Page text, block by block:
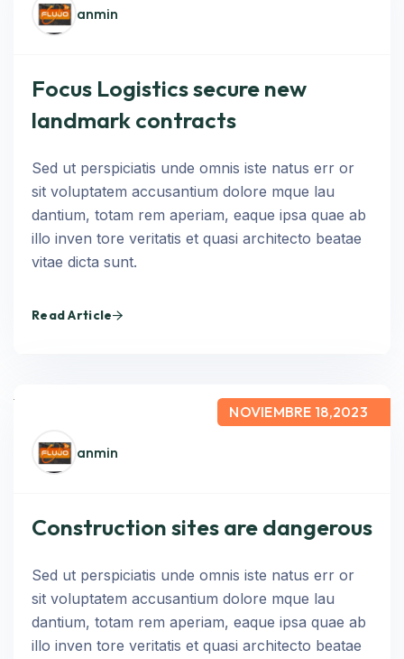
anmin
Focus Logistics secure new
landmark contracts
Sed ut perspiciatis unde omnis iste natus err or
sit voluptatem accusantium dolore mque lau
dantium, totam rem aperiam, eaque ipsa quae ab
illo inven tore veritatis et quasi architecto beatae
vitae dicta sunt.
Read Article
anmin
NOVIEMBRE 18,2023
Construction sites are dangerous
Sed ut perspiciatis unde omnis iste natus err or
sit voluptatem accusantium dolore mque lau
dantium, totam rem aperiam, eaque ipsa quae ab
illo inven tore veritatis et quasi architecto beatae